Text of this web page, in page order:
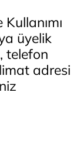
üyelik
telefon
adresi